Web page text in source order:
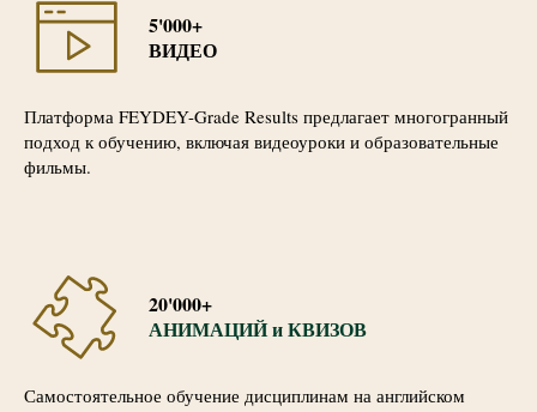
5'000+
ВИДЕО
Платформа FEYDEY-Grade Results предлагает многогранный
подход к обучению, включая видеоуроки и образовательные
фильмы.
20'000+
АНИМАЦИЙ и КВИЗОВ
Самостоятельное обучение дисциплинам на английском